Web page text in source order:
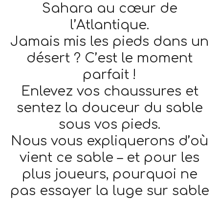
Sahara au cœur de
l’Atlantique.
Jamais mis les pieds dans un
désert ? C’est le moment
parfait !
Enlevez vos chaussures et
sentez la douceur du sable
sous vos pieds.
Nous vous expliquerons d’où
vient ce sable – et pour les
plus joueurs, pourquoi ne
pas essayer la luge sur sable